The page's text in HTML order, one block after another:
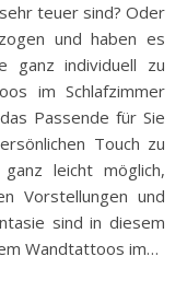
teuer sind? Oder
und haben es
ganz individuell zu
im Schlafzimmer
Passende für Sie
Touch zu
leicht möglich,
Vorstellungen und
sind in diesem
Wandtattoos im…